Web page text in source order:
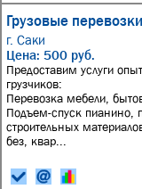
Грузовые
г. Саки
Цена: 500 руб.
Предоставим услуги
грузчиков:
Перевозка мебели,
Подъем-спуск пианино,
строительных
без, квар...